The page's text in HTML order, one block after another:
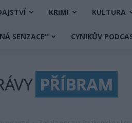
KRIMI KULTURA
SENZACE“ CYNIKŮV